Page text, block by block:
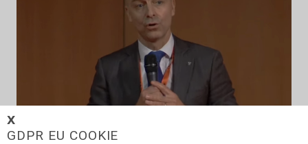
𝗫
GDPR EU COOKIE